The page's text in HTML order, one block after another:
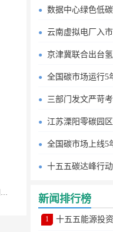
数据中心绿色低碳
云南虚拟电厂入
京津冀联合出台
全国碳市场运行5
三部门发文严苛
江苏溧阳零碳园区绿
全国碳市场上线5
十五五碳达峰行动
新闻排行榜
1